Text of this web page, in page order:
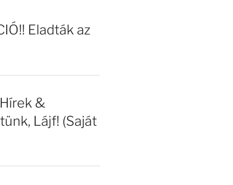
Eladták az
&
Lájf! (Saját